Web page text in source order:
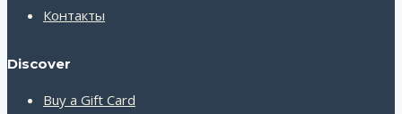
Контакты
Discover
Buy a Gift Card